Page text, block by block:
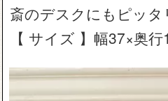
斎のデスクにもピッタ
【 サイズ 】幅37×奥